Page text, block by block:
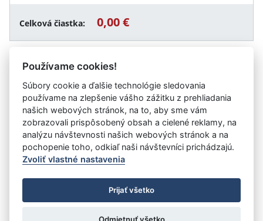
Celková čiastka: 0,00 €
Vystavil:Úrad pre dohľad nad zdravotnou
starostlivosťou
Úrad vlády SR
- Všetky práva vyhradené
Prehlásenie o prístupnosti
Zmluvy do 31.12.2010
Nastavenia cookies
Používame cookies!
Súbory cookie a ďalšie technológie sledovania
používame na zlepšenie vášho zážitku z prehliadania
našich webových stránok, na to, aby sme vám
zobrazovali prispôsobený obsah a cielené reklamy, na
analýzu návštevnosti našich webových stránok a na
pochopenie toho, odkiaľ naši návštevníci prichádzajú.
Zvoliť vlastné nastavenia
Prijať všetko
Odmietnuť všetko